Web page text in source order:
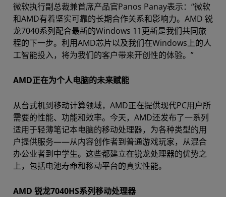
微软执行副总裁兼首席产品官Panos Panay表示：“微软
和AMD有着坚实可靠的长期合作关系和影响力。AMD 锐
龙7040系列配合最新的Windows 11更新是我们共同旅
程的下一步。利用AMD芯片以及我们在Windows上的人
工智能投入，将为我们的客户带来开创性的体验。”
AMD正在为个人电脑的未来赋能
从台式机到移动计算领域，AMD正在提供现代PC用户所
需要的性能、功能和效率。今天，AMD还发布了一系列
适用于轻薄笔记本电脑的移动处理器，为各种类型的用
户提供服务——从内容创作者到普通游戏玩家，从混合
办公业者到中学生。这些都建立在锐龙处理器的优势之
上，包括电池寿命和移动平台的真实性能。
AMD 锐龙7040HS系列移动处理器